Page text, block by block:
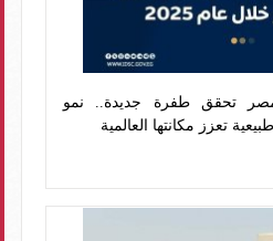
مصر تحقق طفرة جديدة.. نمو